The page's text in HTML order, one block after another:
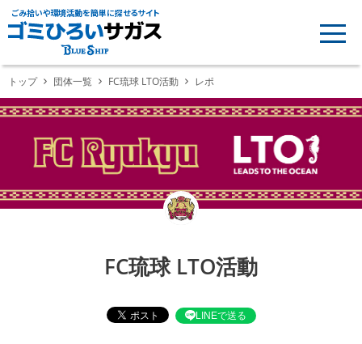
ごみ拾いや環境活動を簡単に探せるサイト
トップ 団体一覧 FC琉球 LTO活動 レポ
FC琉球 LTO活動
LINEで送る